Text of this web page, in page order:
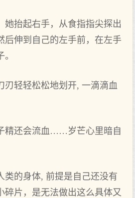
她抬起右手，从食指指尖探出
后伸到自己的左手前，在左手
刃轻轻松松地划开, 一滴滴血
精还会流血……岁芒心里暗自
类的身体, 前提是自己还没有
片，是无法做出这么具体又